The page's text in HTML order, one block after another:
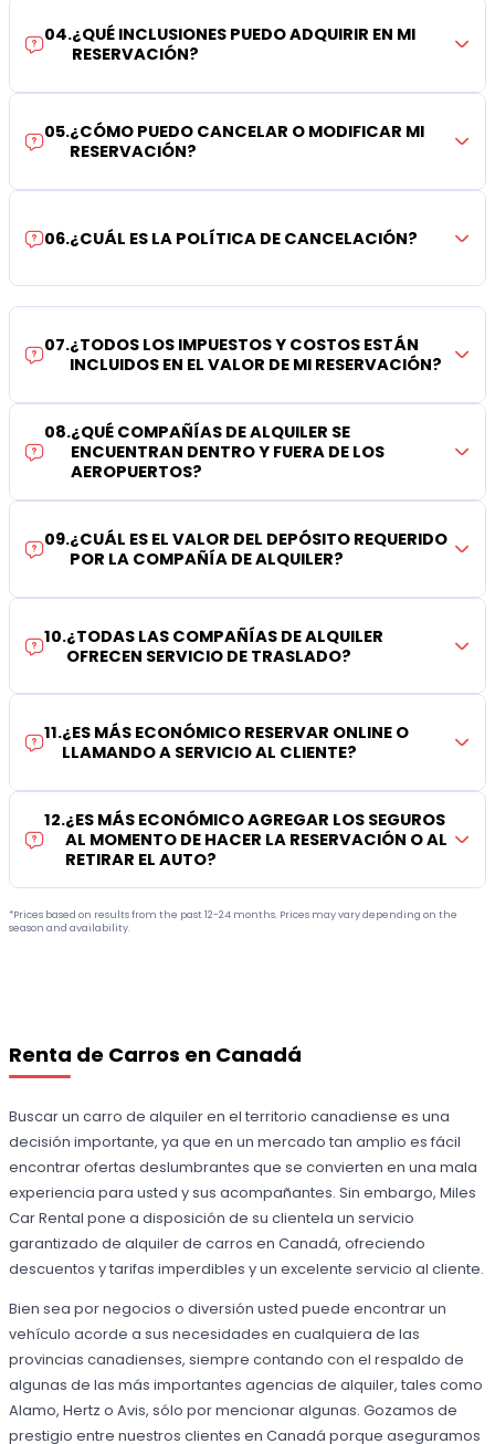
04.¿QUÉ INCLUSIONES PUEDO ADQUIRIR EN MI
RESERVACIÓN?
05.¿CÓMO PUEDO CANCELAR O MODIFICAR MI
RESERVACIÓN?
06.¿CUÁL ES LA POLÍTICA DE CANCELACIÓN?
07.¿TODOS LOS IMPUESTOS Y COSTOS ESTÁN
INCLUIDOS EN EL VALOR DE MI RESERVACIÓN?
08.¿QUÉ COMPAÑÍAS DE ALQUILER SE
ENCUENTRAN DENTRO Y FUERA DE LOS
AEROPUERTOS?
09.¿CUÁL ES EL VALOR DEL DEPÓSITO REQUERIDO
POR LA COMPAÑÍA DE ALQUILER?
10.¿TODAS LAS COMPAÑÍAS DE ALQUILER
OFRECEN SERVICIO DE TRASLADO?
11.¿ES MÁS ECONÓMICO RESERVAR ONLINE O
LLAMANDO A SERVICIO AL CLIENTE?
12.¿ES MÁS ECONÓMICO AGREGAR LOS SEGUROS
AL MOMENTO DE HACER LA RESERVACIÓN O AL
RETIRAR EL AUTO?
*Prices based on results from the past 12-24 months. Prices may vary depending on the
season and availability.
Renta de Carros en Canadá
Buscar un carro de alquiler en el territorio canadiense es una
decisión importante, ya que en un mercado tan amplio es fácil
encontrar ofertas deslumbrantes que se convierten en una mala
experiencia para usted y sus acompañantes. Sin embargo, Miles
Car Rental pone a disposición de su clientela un servicio
garantizado de alquiler de carros en Canadá, ofreciendo
descuentos y tarifas imperdibles y un excelente servicio al cliente.
Bien sea por negocios o diversión usted puede encontrar un
vehículo acorde a sus necesidades en cualquiera de las
provincias canadienses, siempre contando con el respaldo de
algunas de las más importantes agencias de alquiler, tales como
Alamo, Hertz o Avis, sólo por mencionar algunas. Gozamos de
prestigio entre nuestros clientes en Canadá porque aseguramos